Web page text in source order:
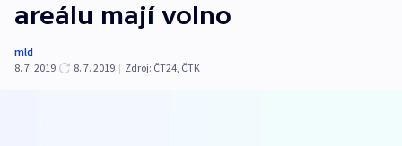
areálu mají volno
mld
8. 7. 2019
8. 7. 2019 | Zdroj: ČT24, ČTK